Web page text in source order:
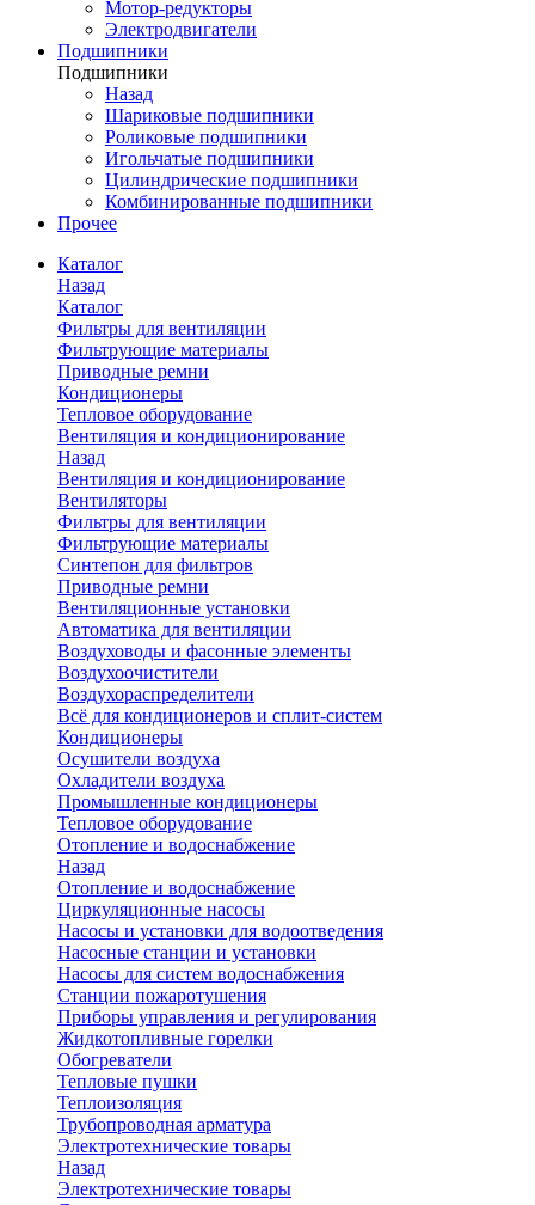
Мотор-редукторы
Электродвигатели
Подшипники
Подшипники
Назад
Шариковые подшипники
Роликовые подшипники
Игольчатые подшипники
Цилиндрические подшипники
Комбинированные подшипники
Прочее
Каталог
Назад
Каталог
Фильтры для вентиляции
Фильтрующие материалы
Приводные ремни
Кондиционеры
Тепловое оборудование
Вентиляция и кондиционирование
Назад
Вентиляция и кондиционирование
Вентиляторы
Фильтры для вентиляции
Фильтрующие материалы
Синтепон для фильтров
Приводные ремни
Вентиляционные установки
Автоматика для вентиляции
Воздуховоды и фасонные элементы
Воздухоочистители
Воздухораспределители
Всё для кондиционеров и сплит-систем
Кондиционеры
Осушители воздуха
Охладители воздуха
Промышленные кондиционеры
Тепловое оборудование
Отопление и водоснабжение
Назад
Отопление и водоснабжение
Циркуляционные насосы
Насосы и установки для водоотведения
Насосные станции и установки
Насосы для систем водоснабжения
Станции пожаротушения
Приборы управления и регулирования
Жидкотопливные горелки
Обогреватели
Тепловые пушки
Теплоизоляция
Трубопроводная арматура
Электротехнические товары
Назад
Электротехнические товары